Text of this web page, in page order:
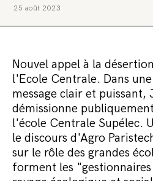
25 août 2023
Nouvel appel à la
l'Ecole Centrale. Dans
message clair et puissant,
démissionne
l'école Centrale Supélec.
le discours d'Agro
sur le rôle des grandes
forment les
veut nous faire taire. Cette procédure
aujourd’hui une grande campagne